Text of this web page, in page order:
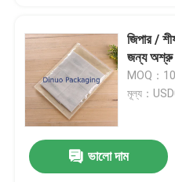
ESD ঢালাই ব্যাগ
নাইলন ভ্যাকুয়াম ব্যাগ
সিপিই প্লাস্টিকের ব্যাগ
জিপার /
জন্য অশ্রু
MOQ：
মূল্য：
ভালো দাম